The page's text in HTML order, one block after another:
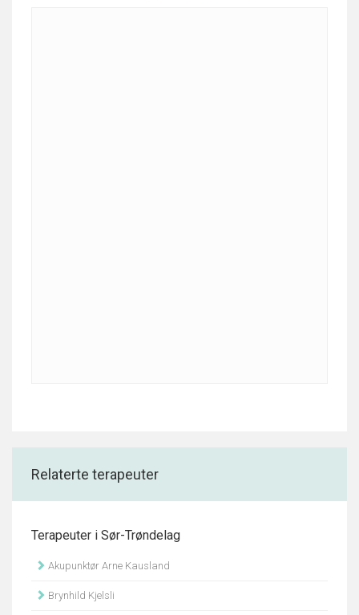
Relaterte terapeuter
Terapeuter i Sør-Trøndelag
Akupunktør Arne Kausland
Brynhild Kjelsli